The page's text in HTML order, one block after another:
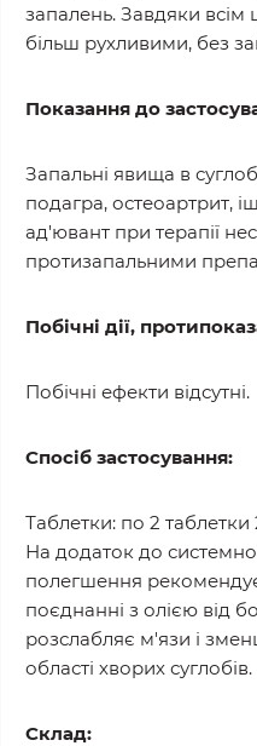
запалень. Завдяки всім
більш рухливими, без
Показання до
Запальні явища в
подагра, остеоартрит,
ад'ювант при терапії
протизапальними
Побічні дії,
Побічні ефекти відсутні.
Спосіб застосування:
Таблетки: по 2 таблетки
На додаток до
полегшення
поєднанні з олією від
розслабляє м'язи і
області хворих суглобів.
Склад: